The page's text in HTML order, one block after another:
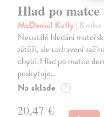
Hlad po matce
McDaniel Kelly| Kniha
Neustálé hledání
zátěží, ale uzdravení
chybí. Hlad po matce
poskytuje…
Na sklade ?
20,47 €